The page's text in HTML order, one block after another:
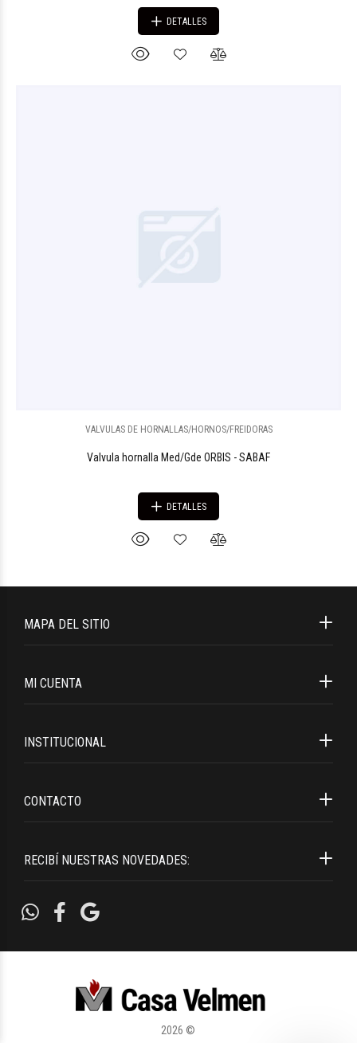
DETALLES
VALVULAS DE HORNALLAS/HORNOS/FREIDORAS
Valvula hornalla Med/Gde ORBIS - SABAF
DETALLES
RECIBÍ NUESTRAS NOVEDADES:
MAPA DEL SITIO
MI CUENTA
INSTITUCIONAL
CONTACTO
2026 ©